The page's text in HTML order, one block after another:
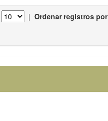
| Ordenar registros por